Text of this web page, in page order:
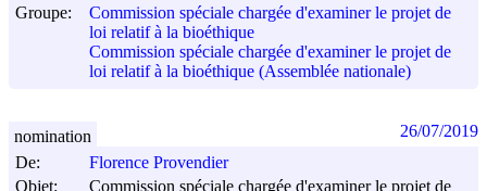
Groupe:
Commission spéciale chargée d'examiner le projet de
loi relatif à la bioéthique
Commission spéciale chargée d'examiner le projet de
loi relatif à la bioéthique (Assemblée nationale)
De:
Florence Provendier
Objet:
Commission spéciale chargée d'examiner le projet de
nomination 26/07/2019